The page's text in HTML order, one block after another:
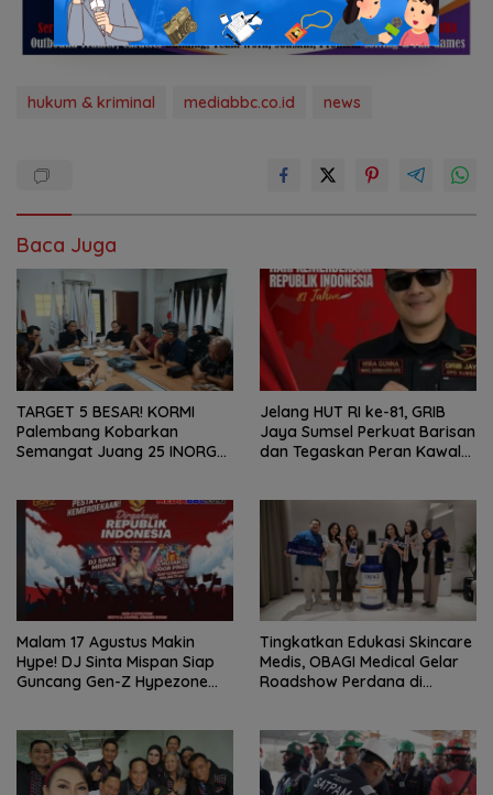
hukum & kriminal mediabbc.co.id news
Baca Juga
TARGET 5 BESAR! KORMI
Palembang Kobarkan
Semangat Juang 25 INORGA
Jelang HUT RI ke-81, GRIB
Jaya Sumsel Perkuat Barisan
dan Tegaskan Peran Kawal
Malam 17 Agustus Makin
Hype! DJ Sinta Mispan Siap
Guncang Gen-Z Hypezone
Tingkatkan Edukasi Skincare
Medis, OBAGI Medical Gelar
Roadshow Perdana di